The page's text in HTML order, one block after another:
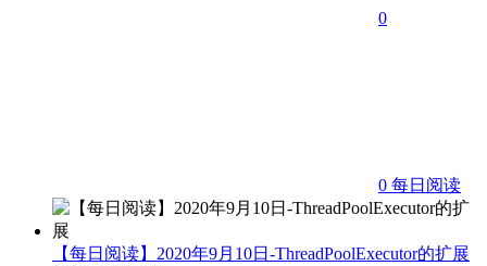
0
0 每日阅读
【每日阅读】2020年9月10日-ThreadPoolExecutor的扩展